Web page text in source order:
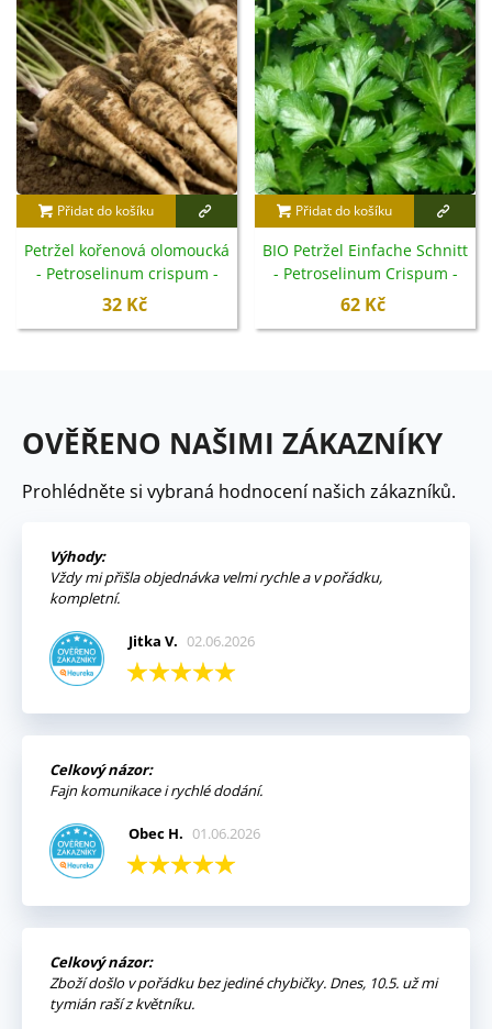
Přidat do košíku
Petržel kořenová olomoucká
- Petroselinum crispum -
semena - 700 ks
32 Kč
Přidat do košíku
BIO Petržel Einfache Schnitt
- Petroselinum Crispum -
bio semena - 200 ks
62 Kč
OVĚŘENO NAŠIMI ZÁKAZNÍKY
Prohlédněte si vybraná hodnocení našich zákazníků.
Výhody:
Vždy mi přišla objednávka velmi rychle a v pořádku,
kompletní.
Jitka V. 02.06.2026
Celkový názor:
Fajn komunikace i rychlé dodání.
Obec H. 01.06.2026
Celkový názor:
Zboží došlo v pořádku bez jediné chybičky. Dnes, 10.5. už mi
tymián raší z květníku.